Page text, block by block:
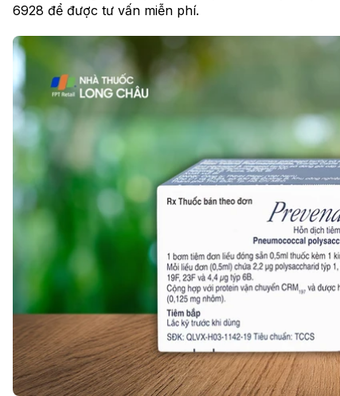
6928 để được tư vấn miễn phí.